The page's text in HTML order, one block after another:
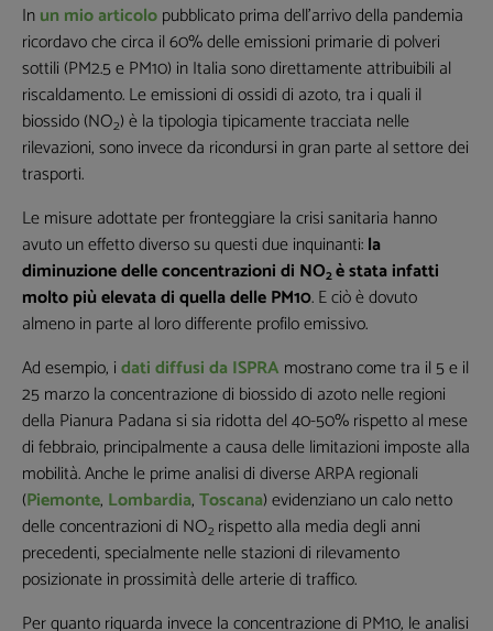
Inun mio articolopubblicato prima dell’arrivo della pandemia
ricordavo che circa il 60% delle emissioni primarie di polveri
sottili (PM2.5 e PM10) in Italia sono direttamente attribuibili al
riscaldamento. Le emissioni di ossidi di azoto, tra i quali il
biossido (NO2) è la tipologia tipicamente tracciata nelle
rilevazioni, sono invece da ricondursi in gran parte al settore dei
trasporti.
Le misure adottate per fronteggiare la crisi sanitaria hanno
avuto un effetto diverso su questi due inquinanti:la
diminuzione delle concentrazioni di NO2è stata infatti
molto più elevata di quella delle PM10. E ciò è dovuto
almeno in parte al loro differente profilo emissivo.
Ad esempio, idati diffusi da ISPRA mostrano come tra il 5 e il
25 marzo la concentrazione di biossido di azoto nelle regioni
della Pianura Padana si sia ridotta del 40-50% rispetto al mese
di febbraio, principalmente a causa delle limitazioni imposte alla
mobilità. Anche le prime analisi di diverse ARPA regionali
(Piemonte, Lombardia,Toscana) evidenziano un calo netto
delle concentrazioni di NO2 rispetto alla media degli anni
precedenti, specialmente nelle stazioni di rilevamento
posizionate in prossimità delle arterie di traffico.
Per quanto riguarda invece la concentrazione di PM10, le analisi